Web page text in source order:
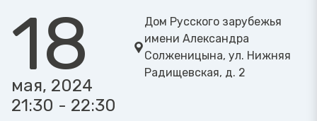
18
мая, 2024
21:30 - 22:30
Дом Русского зарубежья
имени Александра
Солженицына, ул. Нижняя
Радищевская, д. 2